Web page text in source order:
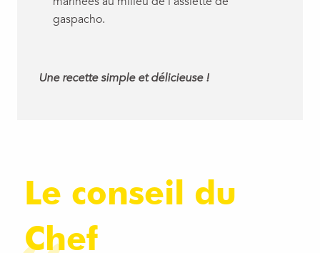
gaspacho.
Une recette simple et délicieuse !
Le conseil du
Chef